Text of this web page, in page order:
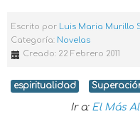
Escrito por Luis Maria Murillo
Categoría: Novelas
Creado: 22 Febrero 2011
espiritualidad
Ir a: El Más